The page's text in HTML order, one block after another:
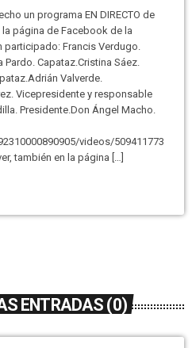
un programa EN DIRECTO de
página de Facebook de la
participado: Francis Verdugo.
Pardo. Capataz.Cristina Sáez.
Valverde.
Vicepresidente y responsable
Presidente.Don Ángel Macho.
videos/509411773
también en la página […]
ENTRADAS (0)